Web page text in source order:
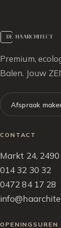
Premium,
Balen. Jouw
Afspraak
CONTACT
Markt 24,
014 32 30 32
0472 84 17 28
OPENINGSUREN